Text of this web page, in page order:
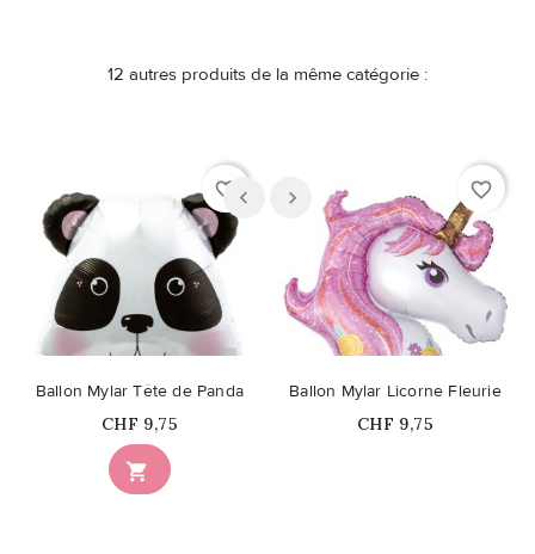
12 autres produits de la même catégorie :
favorite_border

Ballon Mylar Tête de Panda
Prix
CHF 9,75
favorite_border
Ballon Mylar Licorne Fleurie
Prix
CHF 9,75